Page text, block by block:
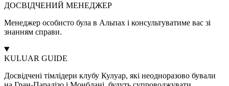
ДОСВІДЧЕНИЙ МЕНЕДЖЕР
Менеджер особисто була в Альпах і консультуватиме вас зі
знанням справи.
KULUAR GUIDE
Досвідчені тімлідери клубу Кулуар, які неодноразово бували